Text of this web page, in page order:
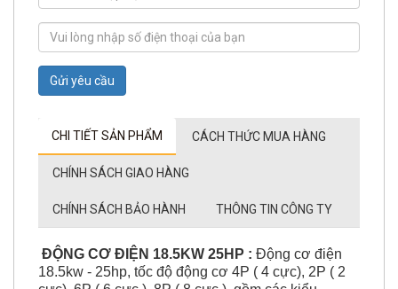
Gửi yêu cầu
CHI TIẾT SẢN PHẨM CÁCH THỨC MUA HÀNG
CHÍNH SÁCH GIAO HÀNG
CHÍNH SÁCH BẢO HÀNH THÔNG TIN CÔNG TY
ĐỘNG CƠ ĐIỆN 18.5KW 25HP : Động cơ điện
18.5kw - 25hp, tốc độ động cơ 4P ( 4 cực), 2P ( 2